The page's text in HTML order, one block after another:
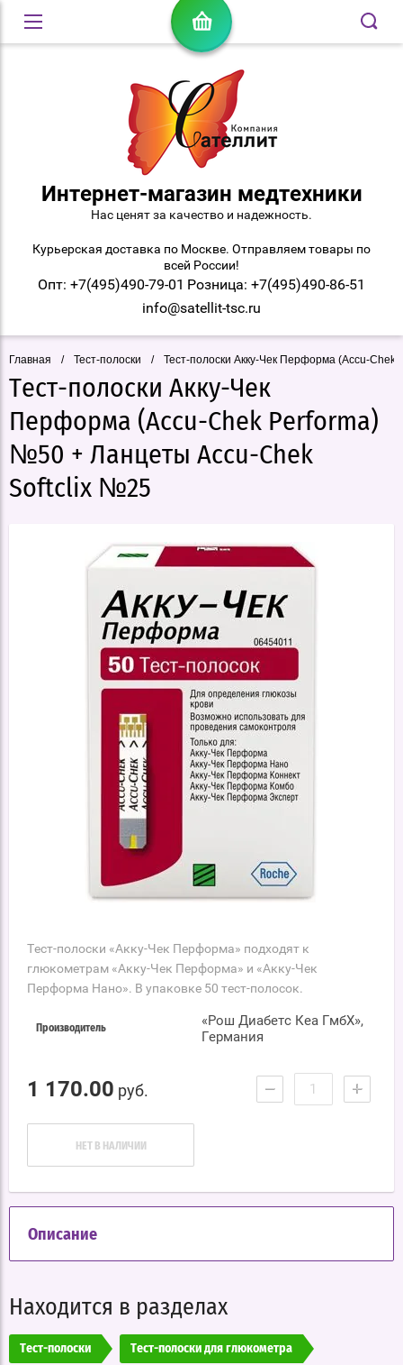
Интернет-магазин медтехники
Нас ценят за качество и надежность.
Курьерская доставка по Москве. Отправляем товары по
всей России!
Опт: +7(495)490-79-01 Розница: +7(495)490-86-51
info@satellit-tsc.ru
Главная / Тест-полоски / Тест-полоски Акку-Чек Перформа (Accu-
Тест-полоски Акку-Чек
Перформа (Accu-Chek Performa)
№50 + Ланцеты Accu-Chek
Softclix №25
Тест-полоски «Акку-Чек Перформа» подходят к
глюкометрам «Акку-Чек Перформа» и «Акку-Чек
Перформа Нано». В упаковке 50 тест-полосок.
Производитель
«Рош Диабетс Кеа ГмбХ»,
Германия
1 170.00 руб. − +
НЕТ В НАЛИЧИИ
Описание
Находится в разделах
Тест-полоски Тест-полоски для глюкометра